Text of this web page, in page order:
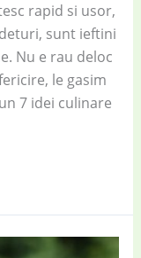
rapid si usor,
sunt ieftini
Nu e rau deloc
le gasim
7 idei culinare